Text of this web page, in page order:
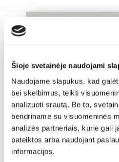
Šioje svetainėje naudojami
Naudojame slapukus, kad
bei skelbimus, teikti
analizuoti srautą. Be to,
bendriname su visuomeninės
analizės partneriais, kurie gali
pateiktos arba naudojant
informacijos.